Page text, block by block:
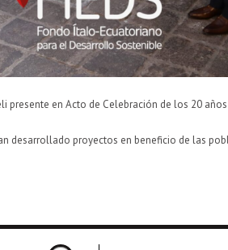
en Acto de Celebración de los 20
desarrollado proyectos en beneficio de las